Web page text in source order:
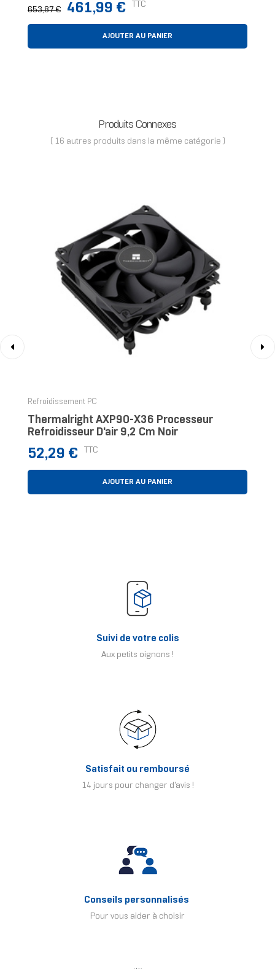
Prix
normal
653,87 € Prix
461,99 € TTC
AJOUTER AU PANIER
Produits Connexes
( 16 autres produits dans la même catégorie )
Refroidissement PC
Thermalright AXP90-X36 Processeur
Refroidisseur D'air 9,2 Cm Noir
Prix
52,29 € TTC
AJOUTER AU PANIER
Suivi de votre colis
Aux petits oignons !
Satisfait ou remboursé
14 jours pour changer d'avis !
Conseils personnalisés
Pour vous aider à choisir